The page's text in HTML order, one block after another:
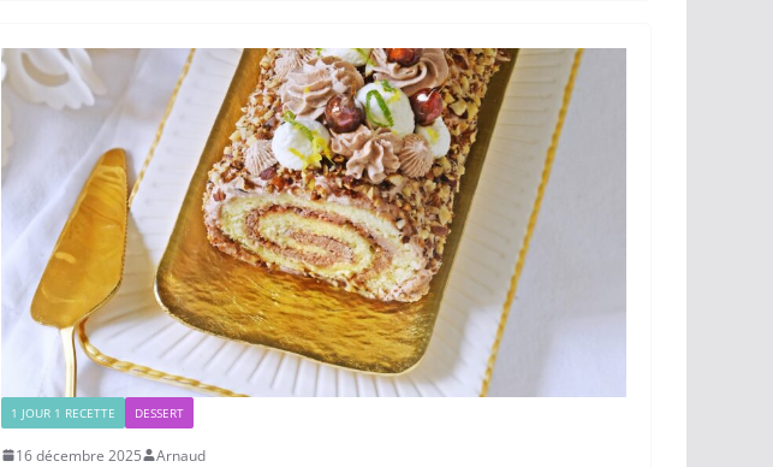
1 JOUR 1 RECETTE DESSERT
16 décembre 2025 Arnaud